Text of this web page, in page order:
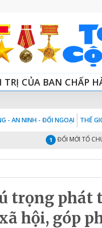
CỦA BAN CHẤP
- AN NINH - ĐỐI NGOẠI THẾ
ĐỔI MỚI TỔ CHỨC
trọng phát
hội, góp